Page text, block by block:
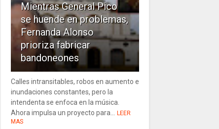
Mientras General Pico
se huende en problemas,
Fernanda Alonso
prioriza fabricar
bandoneones
Calles intransitables, robos en aumento e
inundaciones constantes, pero la
intendenta se enfoca en la música.
Ahora impulsa un proyecto para... LEER
MAS